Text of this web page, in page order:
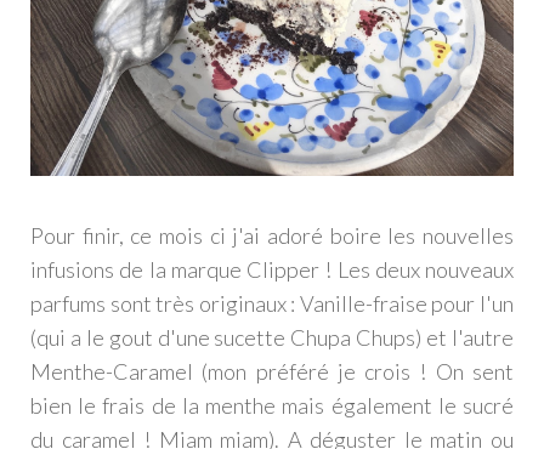
Pour finir, ce mois ci j'ai adoré boire les nouvelles
infusions de la marque Clipper ! Les deux nouveaux
parfums sont très originaux : Vanille-fraise pour l'un
(qui a le gout d'une sucette Chupa Chups) et l'autre
Menthe-Caramel (mon préféré je crois ! On sent
bien le frais de la menthe mais également le sucré
du caramel ! Miam miam). A déguster le matin ou